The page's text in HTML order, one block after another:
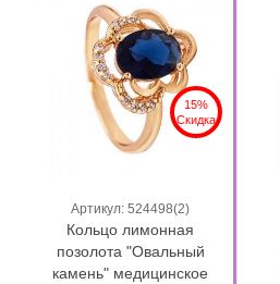
15%
Скидка
Артикул: 524498(2)
Кольцо лимонная
позолота "Овальный
камень" медицинское